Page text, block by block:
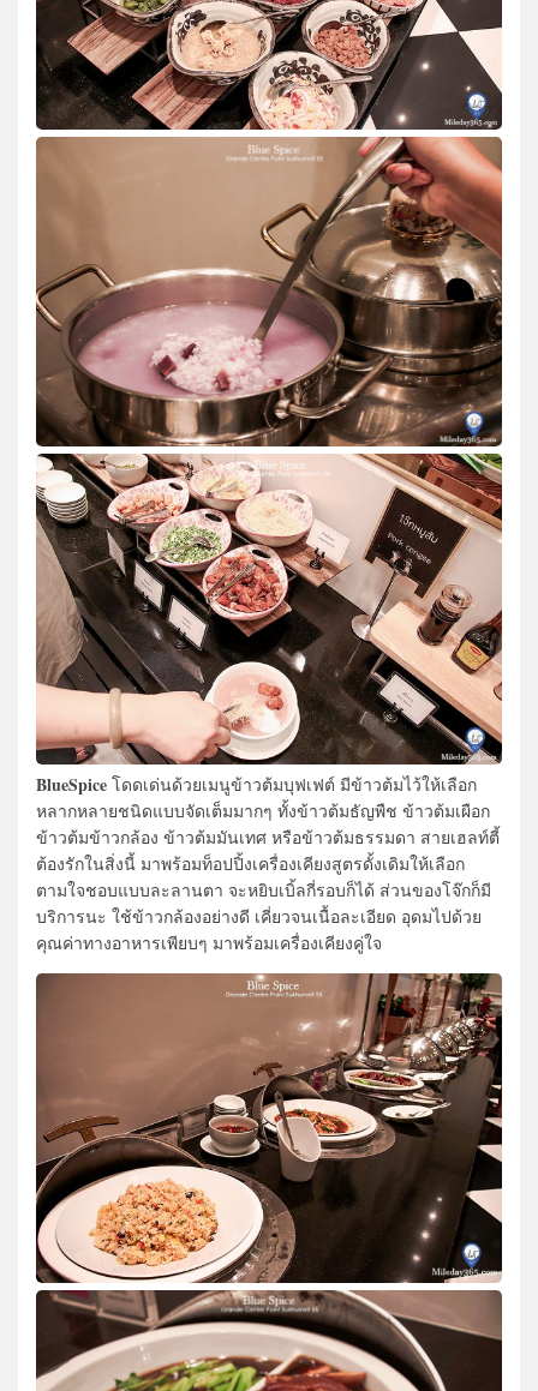
BlueSpice โดดเด่นด้วยเมนูข้าวต้มบุฟเฟต์ มีข้าวต้มไว้ให้เลือก
หลากหลายชนิดแบบจัดเต็มมากๆ ทั้งข้าวต้มธัญพืช ข้าวต้มเผือก
ข้าวต้มข้าวกล้อง ข้าวต้มมันเทศ หรือข้าวต้มธรรมดา สายเฮลท์ตี้
ต้องรักในสิ่งนี้ มาพร้อมท็อปปิ้งเครื่องเคียงสูตรดั้งเดิมให้เลือก
ตามใจชอบแบบละลานตา จะหยิบเบิ้ลกี่รอบก็ได้ ส่วนของโจ๊กก็มี
บริการนะ ใช้ข้าวกล้องอย่างดี เคี่ยวจนเนื้อละเอียด อุดมไปด้วย
คุณค่าทางอาหารเพียบๆ มาพร้อมเครื่องเคียงคู่ใจ